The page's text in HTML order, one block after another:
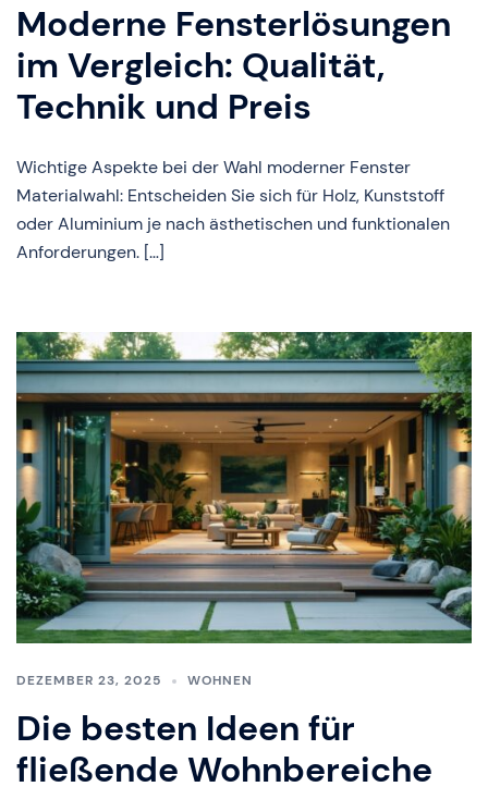
Moderne Fensterlösungen
im Vergleich: Qualität,
Technik und Preis
Wichtige Aspekte bei der Wahl moderner Fenster
Materialwahl: Entscheiden Sie sich für Holz, Kunststoff
oder Aluminium je nach ästhetischen und funktionalen
Anforderungen. […]
DEZEMBER 23, 2025 WOHNEN
Die besten Ideen für
fließende Wohnbereiche